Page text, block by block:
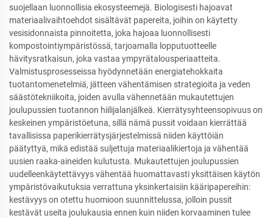
suojellaan luonnollisia ekosysteemejä. Biologisesti hajoavat
materiaalivaihtoehdot sisältävät papereita, joihin on käytetty
vesisidonnaista pinnoitetta, joka hajoaa luonnollisesti
kompostointiympäristössä, tarjoamalla lopputuotteelle
hävitysratkaisun, joka vastaa ympyrätalousperiaatteita.
Valmistusprosesseissa hyödynnetään energiatehokkaita
tuotantomenetelmiä, jätteen vähentämisen strategioita ja veden
säästötekniikoita, joiden avulla vähennetään mukautettujen
joulupussien tuotannon hiilijalanjälkeä. Kierrätysyhteensopivuus on
keskeinen ympäristöetuna, sillä nämä pussit voidaan kierrättää
tavallisissa paperikierrätysjärjestelmissä niiden käyttöiän
päätyttyä, mikä edistää suljettuja materiaalikiertoja ja vähentää
uusien raaka-aineiden kulutusta. Mukautettujen joulupussien
uudelleenkäytettävyys vähentää huomattavasti yksittäisen käytön
ympäristövaikutuksia verrattuna yksinkertaisiin kääripapereihin:
kestävyys on otettu huomioon suunnittelussa, jolloin pussit
kestävät useita joulukausia ennen kuin niiden korvaaminen tulee